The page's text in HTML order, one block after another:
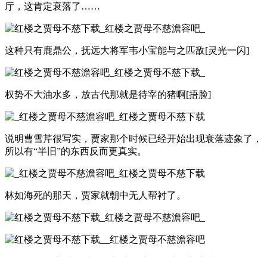
厅，这肯定衰落了……
这种只有鹿鼎公，抚远大将军韦小宝能与之匹敌[灵光一闪]
权势不大油水多，放古代那就是待宰的猪啊[捂脸]
说明曹雪芹很写实，贾家那个时候已经开始出现衰落迹象了，
所以有“半旧”的东西反而更真实。
林如海死的那天，贾家就朝中无人帮衬了。